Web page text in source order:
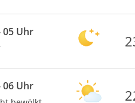
05 Uhr
06 Uhr